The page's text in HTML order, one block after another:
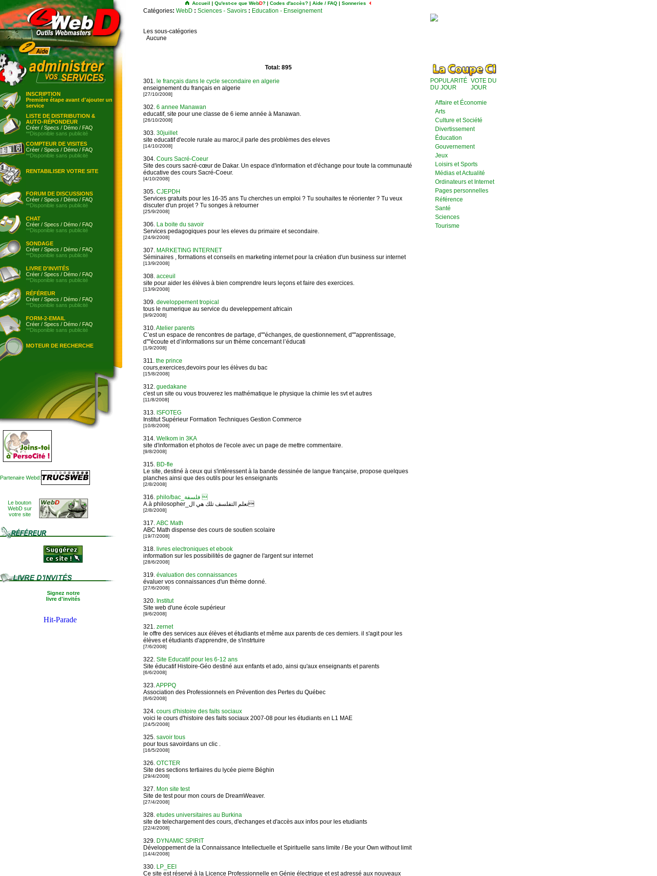
INSCRIPTION
Première étape avant d'ajouter un
service
LISTE DE DISTRIBUTION &
AUTO-RÉPONDEUR
Créer / Specs / Démo / FAQ
**Disponible sans publicité
COMPTEUR DE VISITES
Créer / Specs / Démo / FAQ
**Disponible sans publicité
RENTABILISER VOTRE SITE
FORUM DE DISCUSSIONS
Créer / Specs / Démo / FAQ
**Disponible sans publicité
CHAT
Créer / Specs / Démo / FAQ
**Disponible sans publicité
SONDAGE
Créer / Specs / Démo / FAQ
**Disponible sans publicité
LIVRE D'INVITÉS
Créer / Specs / Démo / FAQ
**Disponible sans publicité
RÉFÉREUR
Créer / Specs / Démo / FAQ
**Disponible sans publicité
FORM-2-EMAIL
Créer / Specs / Démo / FAQ
**Disponible sans publicité
MOTEUR DE RECHERCHE
Partenaire Webd:
Le bouton
WebD sur
votre site
Signez notre
livre d'invités
Accueil | Qu'est-ce que WebD? | Codes d'accès? | Aide / FAQ | Sonneries
Catégories: WebD : Sciences - Savoirs : Education - Enseignement
Les sous-catégories
Aucune
Total: 895
301. le français dans le cycle secondaire en algerie
enseignement du français en algerie
[27/10/2008]
302. 6 annee Manawan
educatif, site pour une classe de 6 ieme année à Manawan.
[26/10/2008]
303. 30juillet
site educatif d'ecole rurale au maroc,il parle des problèmes des eleves
[14/10/2008]
304. Cours Sacré-Coeur
Site des cours sacré-cœur de Dakar. Un espace d'information et d'échange pour toute la communauté
éducative des cours Sacré-Coeur.
[4/10/2008]
305. CJEPDH
Services gratuits pour les 16-35 ans Tu cherches un emploi ? Tu souhaites te réorienter ? Tu veux
discuter d'un projet ? Tu songes à retourner
[25/9/2008]
306. La boite du savoir
Services pedagogiques pour les eleves du primaire et secondaire.
[24/9/2008]
307. MARKETING INTERNET
Séminaires , formations et conseils en marketing internet pour la création d'un business sur internet
[13/9/2008]
308. acceuil
site pour aider les élèves à bien comprendre leurs leçons et faire des exercices.
[13/9/2008]
309. developpement tropical
tous le numerique au service du develeppement africain
[9/9/2008]
310.Atelier parents
C’est un espace de rencontres de partage, d''''échanges, de questionnement, d''''apprentissage,
d''''écoute et d’informations sur un thème concernant l’éducati
[1/9/2008]
311. the prince
cours,exercices,devoirs pour les élèves du bac
[15/8/2008]
312. guedakane
c'est un site ou vous trouverez les mathématique le physique la chimie les svt et autres
[11/8/2008]
313. ISFOTEG
Institut Supérieur Formation Techniques Gestion Commerce
[10/8/2008]
314. Welkom in 3KA
site d'information et photos de l'ecole avec un page de mettre commentaire.
[9/8/2008]
315. BD-fle
Le site, destiné à ceux qui s'intéressent à la bande dessinée de langue française, propose quelques
planches ainsi que des outils pour les enseignants
[2/8/2008]
316.
philo/bac_فلسفة 
A.à philosopher_تعلم التفلسف تلك هي ال
[2/8/2008]
317. ABC Math
ABC Math dispense des cours de soutien scolaire
[19/7/2008]
318. livres electroniques et ebook
information sur les possibilités de gagner de l'argent sur internet
[28/6/2008]
319. évaluation des connaissances
évaluer vos connaissances d'un thème donné.
[27/6/2008]
320. Institut
Site web d'une école supérieur
[9/6/2008]
321. zernet
le offre des services aux élèves et étudiants et même aux parents de ces derniers. il s'agit pour les
élèves et étudiants d'apprendre, de s'instrtuire
[7/6/2008]
322. Site Educatif pour les 6-12 ans
Site éducatif Histoire-Géo destiné aux enfants et ado, ainsi qu'aux enseignants et parents
[6/6/2008]
323.APPPQ
Association des Professionnels en Prévention des Pertes du Québec
[6/6/2008]
324. cours d'histoire des faits sociaux
voici le cours d'histoire des faits sociaux 2007-08 pour les étudiants en L1 MAE
[24/5/2008]
325. savoir tous
pour tous savoirdans un clic .
[16/5/2008]
326. OTCTER
Site des sections tertiaires du lycée pierre Béghin
[29/4/2008]
327. Mon site test
Site de test pour mon cours de DreamWeaver.
[27/4/2008]
328. etudes universitaires au Burkina
site de telechargement des cours, d'echanges et d'accès aux infos pour les etudiants
[22/4/2008]
329. DYNAMIC SPIRIT
Développement de la Connaissance Intellectuelle et Spirituelle sans limite / Be your Own without limit
[14/4/2008]
330. LP_EEI
Ce site est réservé à la Licence Professionnelle en Génie électrique et est adressé aux nouveaux
POPULARITÉ
DU JOUR
VOTE DU
JOUR
Affaire et Économie
Arts
Culture et Société
Divertissement
Éducation
Gouvernement
Jeux
Loisirs et Sports
Médias et Actualité
Ordinateurs et Internet
Pages personnelles
Référence
Santé
Sciences
Tourisme